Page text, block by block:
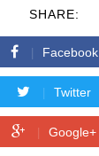
SHARE:
Facebook
Twitter
Google+